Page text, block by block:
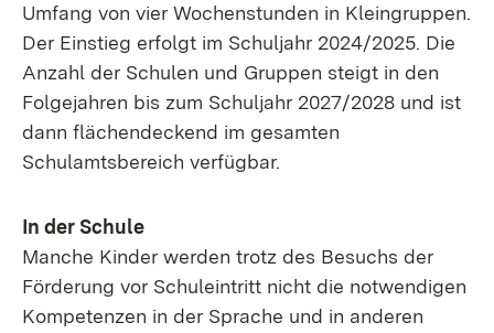
Umfang von vier Wochenstunden in Kleingruppen.
Der Einstieg erfolgt im Schuljahr 2024/2025. Die
Anzahl der Schulen und Gruppen steigt in den
Folgejahren bis zum Schuljahr 2027/2028 und ist
dann flächendeckend im gesamten
Schulamtsbereich verfügbar.
In der Schule
Manche Kinder werden trotz des Besuchs der
Förderung vor Schuleintritt nicht die notwendigen
Kompetenzen in der Sprache und in anderen